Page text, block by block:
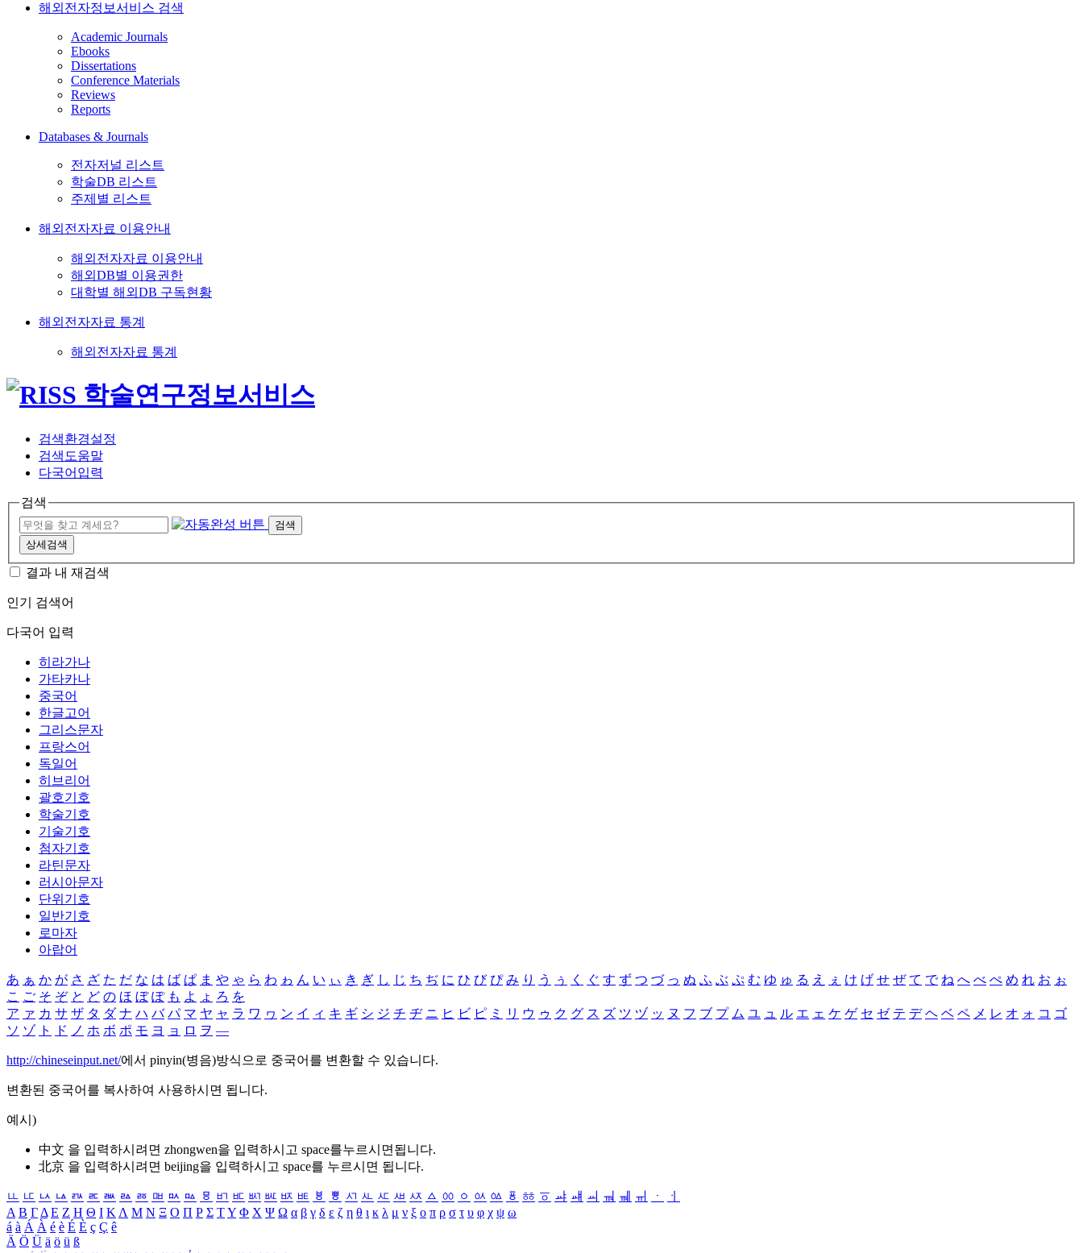
해외전자정보서비스 검색
Academic Journals
Ebooks
Dissertations
Conference Materials
Reviews
Reports
Databases & Journals
전자저널 리스트
학술DB 리스트
주제별 리스트
해외전자자료 이용안내
해외전자자료 이용안내
해외DB별 이용권한
대학별 해외DB 구독현황
해외전자자료 통계
해외전자자료 통계
검색환경설정
검색도움말
다국어입력
검색
검색
상세검색
결과 내 재검색
인기 검색어
다국어 입력
히라가나
가타카나
중국어
한글고어
그리스문자
프랑스어
독일어
히브리어
괄호기호
학술기호
기술기호
첨자기호
라틴문자
러시아문자
단위기호
일반기호
로마자
아랍어
あ ぁ か が さ ざ た だ な は ば ぱ ま や ゃ ら わ ゎ ん い ぃ き ぎ し じ ち ぢ に ひ び ぴ み り う ぅ く ぐ す ず つ づ っ ぬ ふ ぶ ぷ む ゆ ゅ る え ぇ け げ せ ぜ て で ね へ べ ぺ め れ お ぉ
こ ご そ ぞ と ど の ほ ぼ ぽ も よ ょ ろ を
ア ァ カ サ ザ タ ダ ナ ハ バ パ マ ヤ ャ ラ ワ ヮ ン イ ィ キ ギ シ ジ チ ヂ ニ ヒ ビ ピ ミ リ ウ ゥ ク グ ス ズ ツ ヅ ッ ヌ フ ブ プ ム ユ ュ ル エ ェ ケ ゲ セ ゼ テ デ ヘ ベ ペ メ レ オ ォ コ ゴ
ソ ゾ ト ド ノ ホ ボ ポ モ ヨ ョ ロ ヲ ―
http://chineseinput.net/에서 pinyin(병음)방식으로 중국어를 변환할 수 있습니다.
변환된 중국어를 복사하여 사용하시면 됩니다.
예시)
中文 을 입력하시려면 zhongwen을 입력하시고 space를누르시면됩니다.
北京 을 입력하시려면 beijing을 입력하시고 space를 누르시면 됩니다.
ㅥ ㅦ ㅧ ㅨ ㅩ ㅪ ㅫ ㅬ ㅭ ㅮ ㅯ ㅰ ㅱ ㅲ ㅳ ㅴ ㅵ ㅶ ㅷ ㅸ ㅹ ㅺ ㅻ ㅼ ㅽ ㅾ ㅿ ㆀ ㆁ ㆂ ㆃ ㆄ ㆅ ㆆ ㆇ ㆈ ㆉ ㆊ ㆋ ㆌ ㆍ
ㆎ
Α Β ΓΔ Ε Ζ Η Θ Ι ΚΛ Μ Ν Ξ Ο Π Ρ Σ ΤΥ Φ Χ Ψ Ω α β γ δ ε ζ η θ ι κ λ μ ν ξ ο π ρ σ τ υ φ χ ψ ω
á à Á À é è É È ç Ç ê
Ä Ö Ü ä ö ü ß